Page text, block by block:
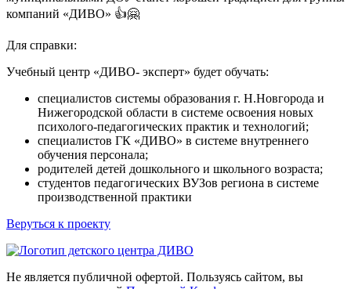
компаний «ДИВО» 👍🤗
Для справки:
Учебный центр «ДИВО- эксперт» будет обучать:
специалистов системы образования г. Н.Новгорода и
Нижегородской области в системе освоения новых
психолого-педагогических практик и технологий;
специалистов ГК «ДИВО» в системе внутреннего
обучения персонала;
родителей детей дошкольного и школьного возраста;
студентов педагогических ВУЗов региона в системе
производственной практики
Веруться к проекту
Не является публичной офертой. Пользуясь сайтом, вы